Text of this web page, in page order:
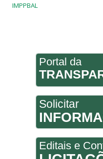
IMPPBAL
Portal da
Solicitar
Editais e